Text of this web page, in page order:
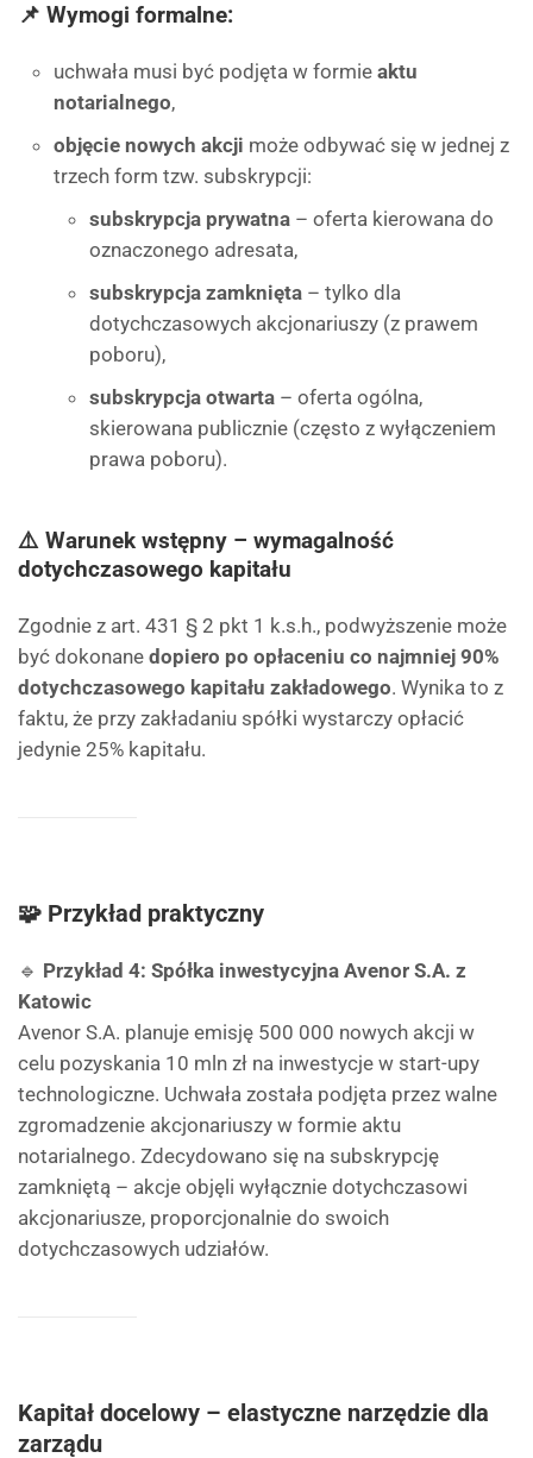
📌 Wymogi formalne:
uchwała musi być podjęta w formie aktu
notarialnego,
objęcie nowych akcji może odbywać się w jednej z
trzech form tzw. subskrypcji:
subskrypcja prywatna – oferta kierowana do
oznaczonego adresata,
subskrypcja zamknięta – tylko dla
dotychczasowych akcjonariuszy (z prawem
poboru),
subskrypcja otwarta – oferta ogólna,
skierowana publicznie (często z wyłączeniem
prawa poboru).
⚠️ Warunek wstępny – wymagalność
dotychczasowego kapitału
Zgodnie z art. 431 § 2 pkt 1 k.s.h., podwyższenie może
być dokonane dopiero po opłaceniu co najmniej 90%
dotychczasowego kapitału zakładowego. Wynika to z
faktu, że przy zakładaniu spółki wystarczy opłacić
jedynie 25% kapitału.
🧩 Przykład praktyczny
🔹 Przykład 4: Spółka inwestycyjna Avenor S.A. z
Katowic
Avenor S.A. planuje emisję 500 000 nowych akcji w
celu pozyskania 10 mln zł na inwestycje w start-upy
technologiczne. Uchwała została podjęta przez walne
zgromadzenie akcjonariuszy w formie aktu
notarialnego. Zdecydowano się na subskrypcję
zamkniętą – akcje objęli wyłącznie dotychczasowi
akcjonariusze, proporcjonalnie do swoich
dotychczasowych udziałów.
Kapitał docelowy – elastyczne narzędzie dla
zarządu